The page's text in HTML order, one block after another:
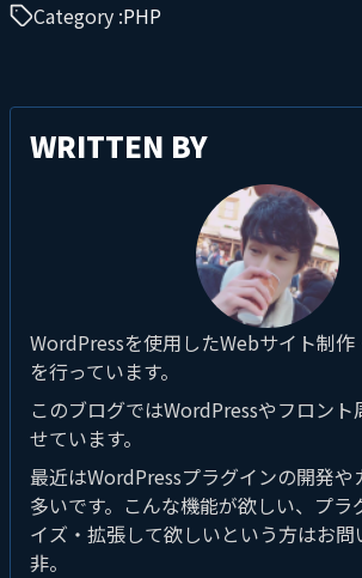
Category :PHP
WRITTEN BY
WordPressを使用したWebサイト制
を行っています。
このブログではWordPressやフロン
せています。
最近はWordPressプラグインの開発や
多いです。こんな機能が欲しい、プラ
イズ・拡張して欲しいという方はお
非。